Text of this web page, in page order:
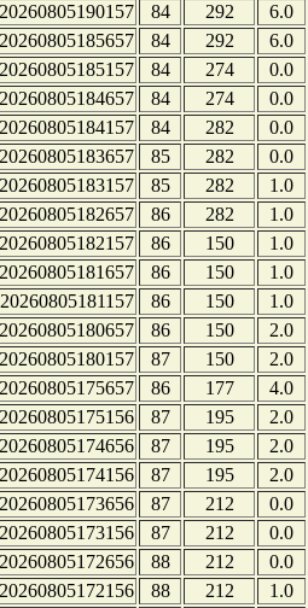
20260805190157
84 292
6.0
20260805185657
84 292
6.0
20260805185157
84 274
0.0
20260805184657
84 274
0.0
20260805184157
84 282
0.0
20260805183657
85 282
0.0
20260805183157
85 282
1.0
20260805182657
86 282
1.0
20260805182157
86 150
1.0
20260805181657
86 150
1.0
20260805181157
86 150
1.0
20260805180657
86 150
2.0
20260805180157
87 150
2.0
20260805175657
86 177
4.0
20260805175156
87 195
2.0
20260805174656
87 195
2.0
20260805174156
87 195
2.0
20260805173656
87 212
0.0
20260805173156
87 212
0.0
20260805172656
88 212
0.0
20260805172156
88 212
1.0